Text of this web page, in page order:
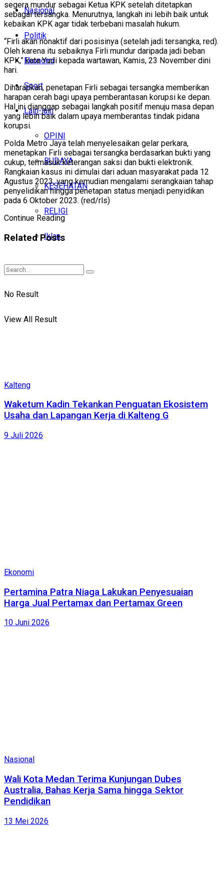
Nasional
Politik
Ekonomi
Sport
Lain-lain
OPINI
BUDAYA
KESEHATAN
RELIGI
Iklan
No Result
View All Result
segera mundur sebagai Ketua KPK setelah ditetapkan
sebagai tersangka. Menurutnya, langkah ini lebih baik untuk
kebaikan KPK agar tidak terbebani masalah hukum.
“Firli akan nonaktif dari posisinya (setelah jadi tersangka, red).
Oleh karena itu sebaiknya Firli mundur daripada jadi beban
KPK,” kata Yudi kepada wartawan, Kamis, 23 November dini
hari.
Diharapkan, penetapan Firli sebagai tersangka memberikan
harapan cerah bagi upaya pemberantasan korupsi ke depan.
Hal ini dianggap sebagai langkah positif menuju masa depan
yang lebih baik dalam upaya memberantas tindak pidana
korupsi.
Polda Metro Jaya telah menyelesaikan gelar perkara,
menetapkan Firli sebagai tersangka berdasarkan bukti yang
cukup, termasuk keterangan saksi dan bukti elektronik.
Rangkaian kasus ini dimulai dari aduan masyarakat pada 12
Agustus 2023, yang kemudian mengalami serangkaian tahap
penyelidikan hingga penetapan status menjadi penyidikan
pada 6 Oktober 2023. (red/rls)
Continue Reading
RelatedPosts
Kalteng
Waketum Kadin Tekankan Penguatan Ekosistem
Usaha dan Lapangan Kerja di Kalteng G
9 Juli 2026
Ekonomi
Pertamina Patra Niaga Lakukan Penyesuaian
Harga Jual Pertamax dan Pertamax Green
10 Juni 2026
Nasional
Wali Kota Medan Terima Kunjungan Dubes
Australia, Bahas Kerja Sama hingga Sektor
Pendidikan
13 Mei 2026